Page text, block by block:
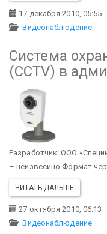
17 декабря 2010, 05:55
Видеонаблюдение
Система
(CCTV) в
Разработчик: ООО
– неизвесино Формат
ЧИТАТЬ ДАЛЬШЕ
27 октября 2010, 06:13
Видеонаблюдение